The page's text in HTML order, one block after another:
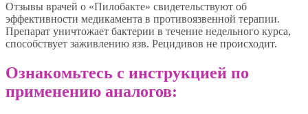
Отзывы врачей о «Пилобакте» свидетельствуют об
эффективности медикамента в противоязвенной терапии.
Препарат уничтожает бактерии в течение недельного курса,
способствует заживлению язв. Рецидивов не происходит.
Ознакомьтесь с инструкцией по
применению аналогов: